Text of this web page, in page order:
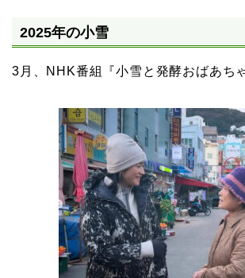
2025年の小雪
3月、NHK番組『小雪と発酵おばあち